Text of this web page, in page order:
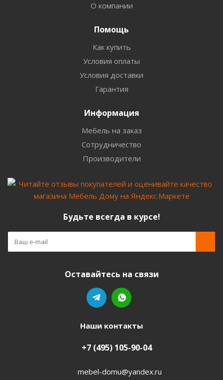
О компании
Помощь
Как купить
Условия оплаты
Условия доставки
Гарантия
Информация
Мебель на заказ
Сотрудничество
Производители
Будьте всегда в курсе!
Оставайтесь на связи
Наши контакты
+7 (495) 105-90-04
mebel-domu@yandex.ru